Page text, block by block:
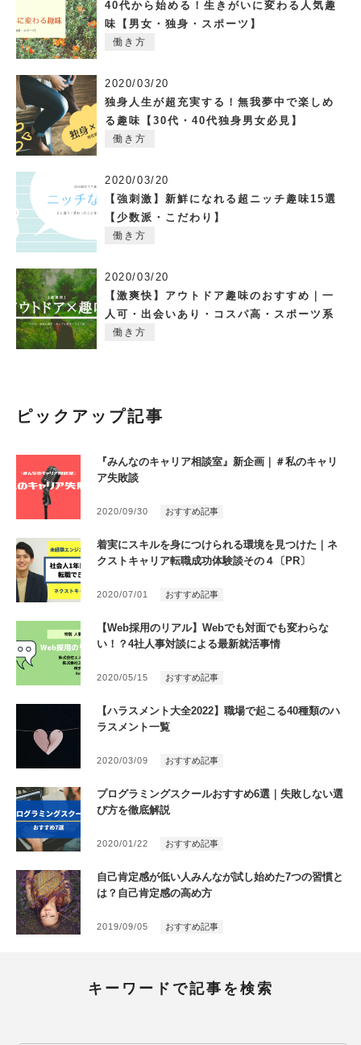
40代から始める！生きがいに変わる人気趣
味【男女・独身・スポーツ】
働き方
2020/03/20
独身人生が超充実する！無我夢中で楽しめ
る趣味【30代・40代独身男女必見】
働き方
2020/03/20
【強刺激】新鮮になれる超ニッチ趣味15選
【少数派・こだわり】
働き方
2020/03/20
【激爽快】アウトドア趣味のおすすめ｜一
人可・出会いあり・コスパ高・スポーツ系
働き方
キーワードで記事を検索
ピックアップ記事
『みんなのキャリア相談室』新企画｜＃私のキャリ
ア失敗談
2020/09/30 おすすめ記事
着実にスキルを身につけられる環境を見つけた｜ネ
クストキャリア転職成功体験談その４〔PR〕
2020/07/01 おすすめ記事
【Web採用のリアル】Webでも対面でも変わらな
い！？4社人事対談による最新就活事情
2020/05/15 おすすめ記事
【ハラスメント大全2022】職場で起こる40種類のハ
ラスメント一覧
2020/03/09 おすすめ記事
プログラミングスクールおすすめ6選｜失敗しない選
び方を徹底解説
2020/01/22 おすすめ記事
自己肯定感が低い人みんなが試し始めた7つの習慣と
は？自己肯定感の高め方
2019/09/05 おすすめ記事